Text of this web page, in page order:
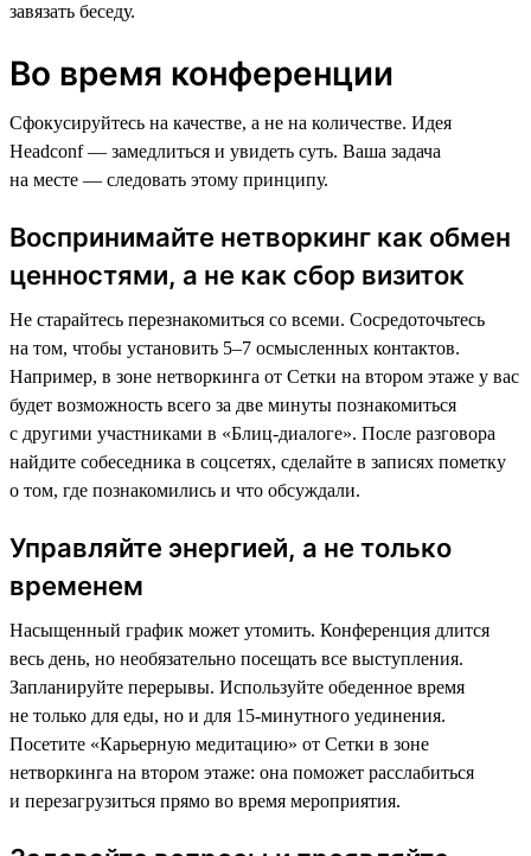
завязать беседу.
Во время конференции
Сфокусируйтесь на качестве, а не на количестве. Идея
Headсonf — замедлиться и увидеть суть. Ваша задача
на месте — следовать этому принципу.
Воспринимайте нетворкинг как обмен
ценностями, а не как сбор визиток
Не старайтесь перезнакомиться со всеми. Сосредоточьтесь
на том, чтобы установить 5–7 осмысленных контактов.
Например, в зоне нетворкинга от Сетки на втором этаже у вас
будет возможность всего за две минуты познакомиться
с другими участниками в «Блиц-диалоге». После разговора
найдите собеседника в соцсетях, сделайте в записях пометку
о том, где познакомились и что обсуждали.
Управляйте энергией, а не только
временем
Насыщенный график может утомить. Конференция длится
весь день, но необязательно посещать все выступления.
Запланируйте перерывы. Используйте обеденное время
не только для еды, но и для 15-минутного уединения.
Посетите «Карьерную медитацию» от Сетки в зоне
нетворкинга на втором этаже: она поможет расслабиться
и перезагрузиться прямо во время мероприятия.